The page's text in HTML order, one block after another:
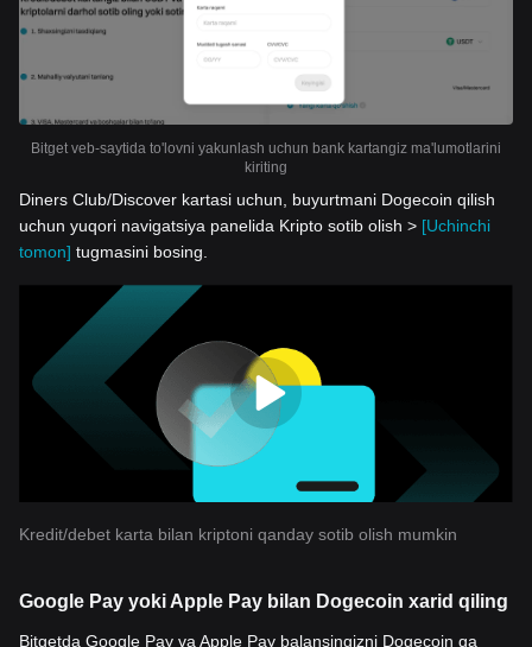
Bitget veb-saytida to'lovni yakunlash uchun bank kartangiz ma'lumotlarini
kiriting
Diners Club/Discover kartasi uchun, buyurtmani Dogecoin qilish
uchun yuqori navigatsiya panelida Kripto sotib olish > [Uchinchi
tomon] tugmasini bosing.
Kredit/debet karta bilan kriptoni qanday sotib olish mumkin
Google Pay yoki Apple Pay bilan Dogecoin xarid qiling
Bitgetda Google Pay va Apple Pay balansingizni Dogecoin ga